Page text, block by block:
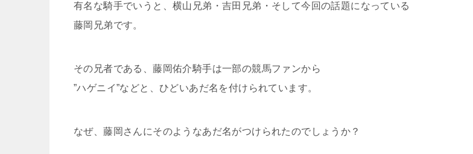
有名な騎手でいうと、横山兄弟・吉田兄弟・そして今回の話題になっている
藤岡兄弟です。
その兄者である、藤岡佑介騎手は一部の競馬ファンから
”ハゲニイ”などと、ひどいあだ名を付けられています。
なぜ、藤岡さんにそのようなあだ名がつけられたのでしょうか？